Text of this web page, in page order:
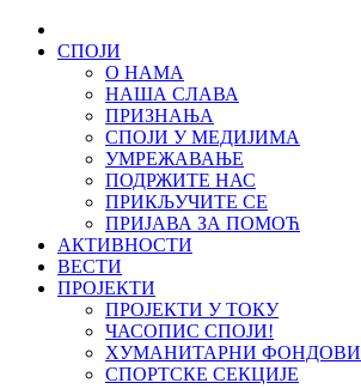
СПОЈИ
О НАМА
НАША СЛАВА
ПРИЗНАЊА
СПОЈИ У МЕДИЈИМА
УМРЕЖАВАЊЕ
ПОДРЖИТЕ НАС
ПРИКЉУЧИТЕ СЕ
ПРИЈАВА ЗА ПОМОЋ
АКТИВНОСТИ
ВЕСТИ
ПРОЈЕКТИ
ПРОЈЕКТИ У ТОКУ
ЧАСОПИС СПОЈИ!
ХУМАНИТАРНИ ФОНДОВИ
СПОРТСКЕ СЕКЦИЈЕ